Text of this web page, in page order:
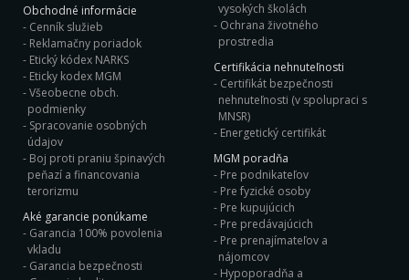
Obchodné informácie
Cenník služieb
Reklamačny poriadok
Etický kódex NARKS
Eticky kodex MGM
Všeobecne obch.
podmienky
Spracovanie osobných
údajov
Boj proti praniu špinavých
peňazí a financovania
terorizmu
Aké garancie ponúkame
Garancia 100% povolenia
vkladu
Garancia bezpečnosti
vysokých školách
Ochrana životného
prostredia
Certifikácia nehnuteľnosti
Certifikát bezpečnosti
nehnuteľnosti (v spolupraci s
MNSR)
Energetický certifikát
MGM poradňa
Pre podnikateľov
Pre fyzické osoby
Pre kupujúcich
Pre predávajúcich
Pre prenajímateľov a
nájomcov
Hypoporadňa a